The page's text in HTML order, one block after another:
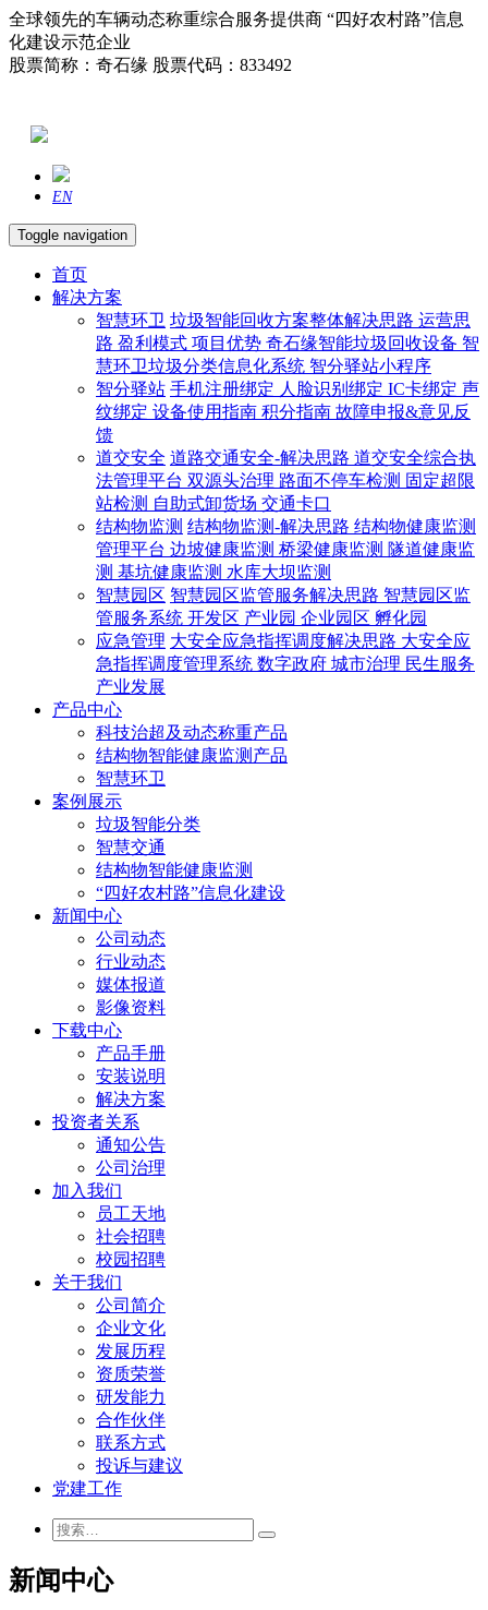
全球领先的车辆动态称重综合服务提供商 “四好农村路”信息
化建设示范企业
股票简称：奇石缘 股票代码：833492
EN
Toggle navigation
首页
解决方案
智慧环卫 垃圾智能回收方案整体解决思路 运营思
路 盈利模式 项目优势 奇石缘智能垃圾回收设备 智
慧环卫垃圾分类信息化系统 智分驿站小程序
智分驿站 手机注册绑定 人脸识别绑定 IC卡绑定 声
纹绑定 设备使用指南 积分指南 故障申报&意见反
馈
道交安全 道路交通安全-解决思路 道交安全综合执
法管理平台 双源头治理 路面不停车检测 固定超限
站检测 自助式卸货场 交通卡口
结构物监测 结构物监测-解决思路 结构物健康监测
管理平台 边坡健康监测 桥梁健康监测 隧道健康监
测 基坑健康监测 水库大坝监测
智慧园区 智慧园区监管服务解决思路 智慧园区监
管服务系统 开发区 产业园 企业园区 孵化园
应急管理 大安全应急指挥调度解决思路 大安全应
急指挥调度管理系统 数字政府 城市治理 民生服务
产业发展
产品中心
科技治超及动态称重产品
结构物智能健康监测产品
智慧环卫
案例展示
垃圾智能分类
智慧交通
结构物智能健康监测
“四好农村路”信息化建设
新闻中心
公司动态
行业动态
媒体报道
影像资料
下载中心
产品手册
安装说明
解决方案
投资者关系
通知公告
公司治理
加入我们
员工天地
社会招聘
校园招聘
关于我们
公司简介
企业文化
发展历程
资质荣誉
研发能力
合作伙伴
联系方式
投诉与建议
党建工作
新闻中心